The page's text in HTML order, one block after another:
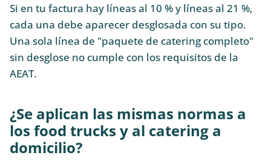
Si en tu factura hay líneas al 10 % y líneas al 21 %,
cada una debe aparecer desglosada con su tipo.
Una sola línea de "paquete de catering completo"
sin desglose no cumple con los requisitos de la
AEAT.
¿Se aplican las mismas normas a
los food trucks y al catering a
domicilio?